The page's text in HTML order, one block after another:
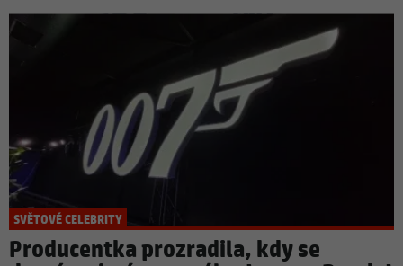
SVĚTOVÉ CELEBRITY
Producentka prozradila, kdy se